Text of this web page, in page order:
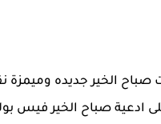
الخير جديده وميمزة
ادعية صباح الخير فيس